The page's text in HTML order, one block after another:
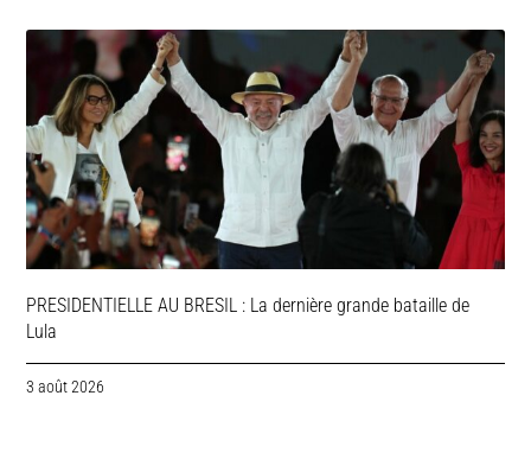
PRESIDENTIELLE AU BRESIL : La dernière grande bataille de
Lula
3 août 2026